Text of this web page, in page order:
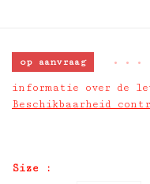
op aanvraag • • •
informatie over de
Beschikbaarheid
Size :